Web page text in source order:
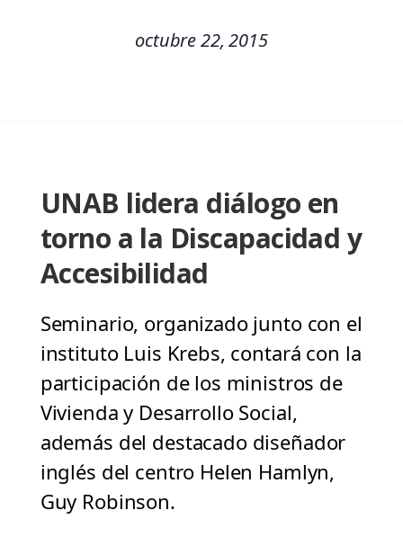
octubre 22, 2015
UNAB lidera diálogo en
torno a la Discapacidad y
Accesibilidad
Seminario, organizado junto con el
instituto Luis Krebs, contará con la
participación de los ministros de
Vivienda y Desarrollo Social,
además del destacado diseñador
inglés del centro Helen Hamlyn,
Guy Robinson.